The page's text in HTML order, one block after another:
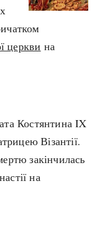
церкви на
Костянтина IX
Візантії.
закінчилась
на